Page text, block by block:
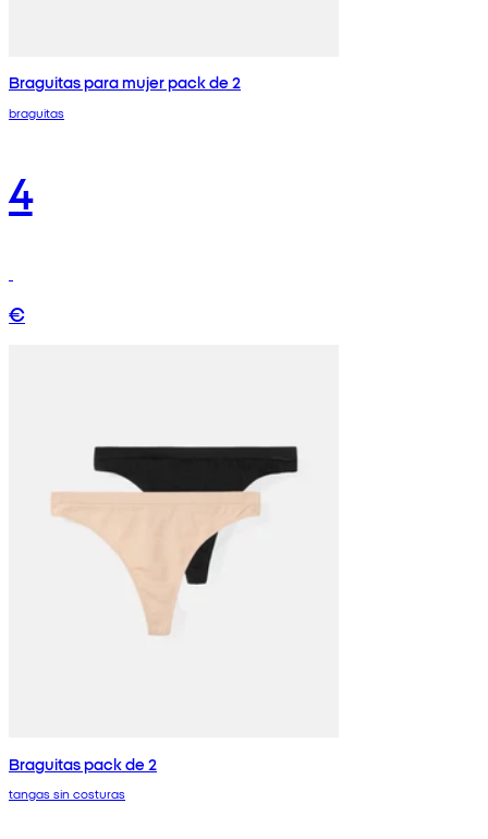
Braguitas para mujer pack de 2
braguitas
4
€
Braguitas pack de 2
tangas sin costuras